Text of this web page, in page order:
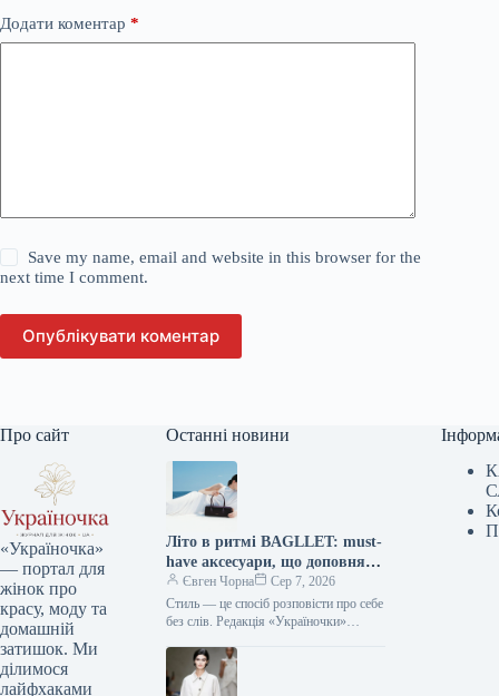
Додати коментар *
Save my name, email and website in this browser for the
next time I comment.
Опублікувати коментар
Про сайт
«Україночка»
— портал для
жінок про
красу, моду та
домашній
затишок. Ми
ділимося
лайфхаками
Останні новини
Літо в ритмі BAGLLET: must-
have аксесуари, що доповнять
твій фешн-образ
Євген Чорна
Сер 7, 2026
Стиль — це спосіб розповісти про себе
без слів. Редакція «Україночки»
тенденціями, і сьогодні ми
підготували…